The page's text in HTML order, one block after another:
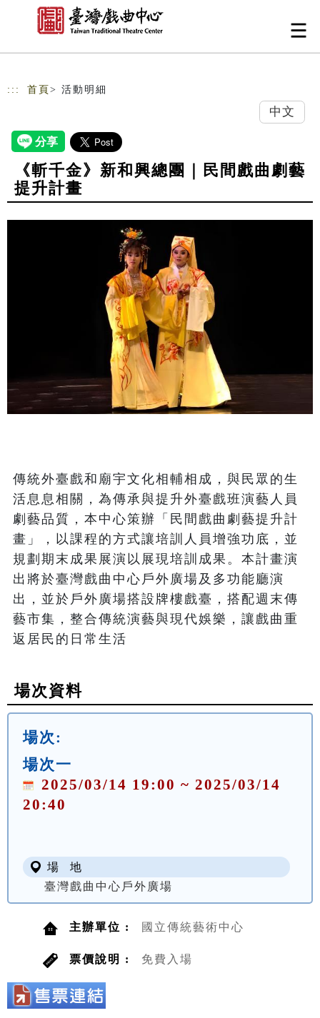
跳到主要內容
網站導覽
::: 首頁 > 活動明細
中文
《斬千金》新和興總團｜民間戲曲劇藝
提升計畫
傳統外臺戲和廟宇文化相輔相成，與民眾的生
活息息相關，為傳承與提升外臺戲班演藝人員
劇藝品質，本中心策辦「民間戲曲劇藝提升計
畫」，以課程的方式讓培訓人員增強功底，並
規劃期末成果展演以展現培訓成果。本計畫演
出將於臺灣戲曲中心戶外廣場及多功能廳演
出，並於戶外廣場搭設牌樓戲臺，搭配週末傳
藝市集，整合傳統演藝與現代娛樂，讓戲曲重
返居民的日常生活
場次資料
場次:
場次一
2025/03/14 19:00 ~ 2025/03/14
20:40
場 地
臺灣戲曲中心戶外廣場
主辦單位 : 國立傳統藝術中心
票價說明 : 免費入場